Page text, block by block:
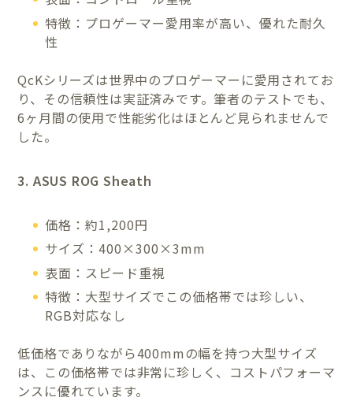
特徴：プロゲーマー愛用率が高い、優れた耐久
性
QcKシリーズは世界中のプロゲーマーに愛用されてお
り、その信頼性は実証済みです。筆者のテストでも、
6ヶ月間の使用で性能劣化はほとんど見られませんで
した。
3. ASUS ROG Sheath
価格：約1,200円
サイズ：400×300×3mm
表面：スピード重視
特徴：大型サイズでこの価格帯では珍しい、
RGB対応なし
低価格でありながら400mmの幅を持つ大型サイズ
は、この価格帯では非常に珍しく、コストパフォーマ
ンスに優れています。